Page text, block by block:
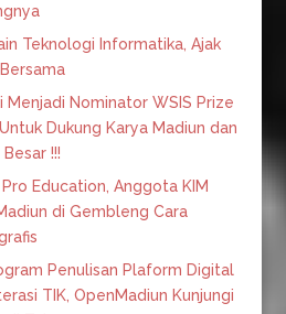
Teknologi Informatika, Ajak
Menjadi Nominator WSIS Prize
Dukung Karya Madiun dan
!!!
Education, Anggota KIM
di Gembleng Cara
Penulisan Plaform Digital
TIK, OpenMadiun Kunjungi